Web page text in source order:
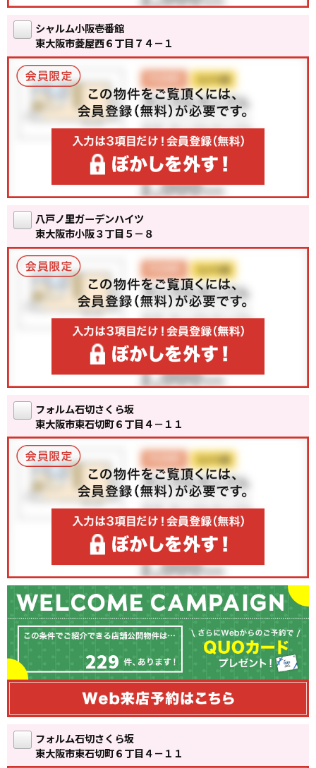
シャルム小阪壱番館
東大阪市菱屋西６丁目７４－１
八戸ノ里ガーデンハイツ
東大阪市小阪３丁目５－８
フォルム石切さくら坂
東大阪市東石切町６丁目４－１１
229
フォルム石切さくら坂
東大阪市東石切町６丁目４－１１